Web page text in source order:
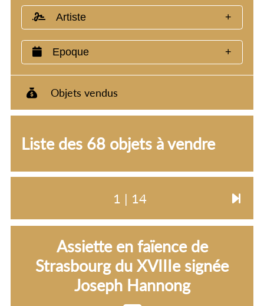
VENTE
ENCYCLOPEDIART
LIBRAIRIE
AGENDA
DE
CONDITIONS
D'UTILISATION
Artiste
Epoque
Objets vendus
Liste des 68 objets à vendre
1 | 14
Assiette en faïence de
Strasbourg du XVIIIe signée
Joseph Hannong